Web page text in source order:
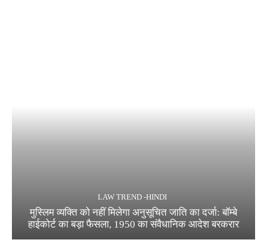
LAW TREND -HINDI
मुस्लिम व्यक्ति को नहीं मिलेगा अनुसूचित जाति का दर्जा: बॉम्बे
हाईकोर्ट का बड़ा फैसला, 1950 का संवैधानिक आदेश बरकरार